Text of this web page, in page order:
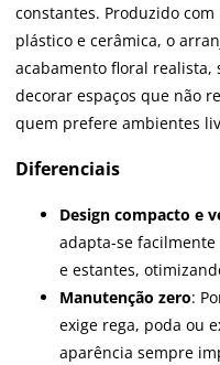
constantes. Produzido
plástico e cerâmica, o
acabamento floral realista,
decorar espaços que não
quem prefere ambientes
Diferenciais
Design compacto e
adapta-se
e estantes,
Manutenção zero:
exige rega, poda ou
aparência sempre